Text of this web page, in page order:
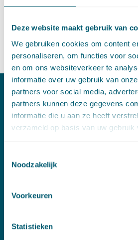
Deze website maakt gebruik van
We gebruiken cookies om content
personaliseren, om functies voor
en om ons websiteverkeer te
informatie over uw gebruik van
partners voor social media,
partners kunnen deze gegevens
informatie die u aan ze heeft
verzameld op basis van uw gebruik
Noodzakelijk
Voorkeuren
Statistieken
is daarmee de kous af voor de
voetbalclubs mocht' dat vandaag in
hier
Contact
T: +31 70 515 3000
Linkedin
Spoed (Buiten
E:kortgeding@pelsrijcken.nl